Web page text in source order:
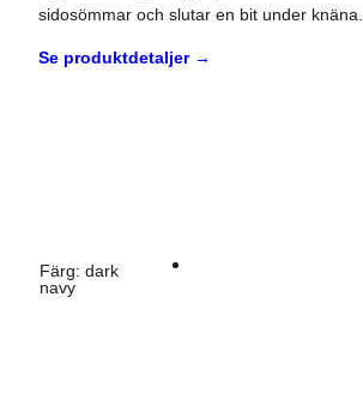
sidosömmar och slutar en bit under knäna.
Se produktdetaljer →
Färg: dark
navy